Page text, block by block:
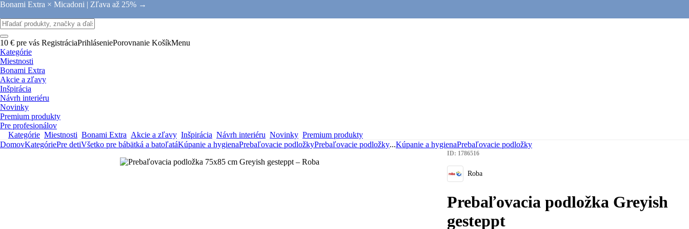
Bonami Extra × Micadoni | Zľava až 25% →
10 € pre vás RegistráciaPrihláseniePorovnanie KošíkMenu
Kategórie
Miestnosti
Bonami Extra
Akcie a zľavy
Inšpirácia
Návrh interiéru
Novinky
Premium produkty
Pre profesionálov
Kategórie Miestnosti Bonami Extra Akcie a zľavy Inšpirácia Návrh interiéru Novinky Premium produkty
DomovKategóriePre detiVšetko pre bábätká a batoľatáKúpanie a hygienaPrebaľovacie podložkyPrebaľovacie podložky...Kúpanie a hygienaPrebaľovacie podložky
ID: 1786516
Roba
Prebaľovacia podložka Greyish
gesteppt